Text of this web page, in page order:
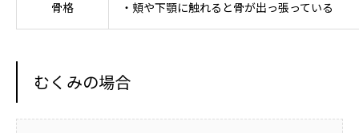
骨格 ・頬や下顎に触れると骨が出っ張っている
むくみの場合